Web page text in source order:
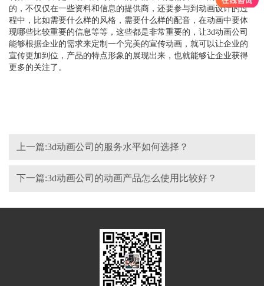
的，不仅仅在一些资料和信息的提供商，还要参与到动画设计的过
程中，比如需要什么样的风格，需要什么样的配音，在动画中要体
现哪些比较重要的信息等等，这些都是非常重要的，让3d动画公司
能够根据企业的需求来定制一个完美的宣传动画，就可以让企业的
宣传更加到位，产品的特点形象的展现出来，也就能够让企业获得
更多的关注了。
上一篇:3d动画公司的服务水平如何选择？
下一篇:3d动画公司的动画产品怎么使用比较好？